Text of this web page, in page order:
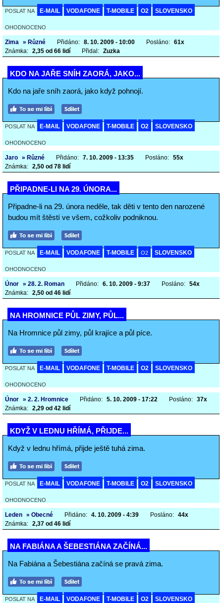
POSLAT NA E-MAIL VODAFONE T-MOBILE O2 SLOVENSKO
OHODNOCENO
Zima » Různé Přidáno: 8. 10. 2009 - 10:00 Posláno: 61x
Známka: 2,35 od 66 lidí Přidal: Zuzka
KDO NA JAŘE SNÍH ZAORÁ, JAKO...
Kdo na jaře sníh zaorá, jako když pohnojí.
POSLAT NA E-MAIL VODAFONE T-MOBILE O2 SLOVENSKO
OHODNOCENO
Jaro » Různé Přidáno: 7. 10. 2009 - 13:35 Posláno: 55x
Známka: 2,50 od 78 lidí
PŘIPADNE-LI NA 29. ÚNORA...
Připadne-li na 29. února neděle, tak děti v tento den narozené
budou mít štěstí ve všem, cožkoliv podniknou.
POSLAT NA E-MAIL VODAFONE T-MOBILE O2 SLOVENSKO
OHODNOCENO
Únor » 28. 2. Roman Přidáno: 6. 10. 2009 - 9:37 Posláno: 54x
Známka: 2,50 od 46 lidí
NA HROMNICE PŮL ZIMY, PŮL...
Na Hromnice půl zimy, půl krajíce a půl píce.
POSLAT NA E-MAIL VODAFONE T-MOBILE O2 SLOVENSKO
OHODNOCENO
Únor » 2. 2. Hromnice Přidáno: 5. 10. 2009 - 17:22 Posláno: 37x
Známka: 2,29 od 42 lidí
KDYŽ V LEDNU HŘÍMÁ, PŘIJDE...
Když v lednu hřímá, přijde ještě tuhá zima.
POSLAT NA E-MAIL VODAFONE T-MOBILE O2 SLOVENSKO
OHODNOCENO
Leden » Obecné Přidáno: 4. 10. 2009 - 4:39 Posláno: 44x
Známka: 2,37 od 46 lidí
NA FABIÁNA A ŠEBESTIÁNA ZAČÍNÁ...
Na Fabiána a Šebestiána začíná se pravá zima.
POSLAT NA E-MAIL VODAFONE T-MOBILE O2 SLOVENSKO